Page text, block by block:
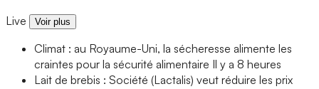
Live Voir plus
Climat : au Royaume-Uni, la sécheresse alimente les
craintes pour la sécurité alimentaire Il y a 8 heures
Lait de brebis : Société (Lactalis) veut réduire les prix